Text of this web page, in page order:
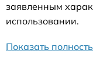
заявленным
использовании.
Показать